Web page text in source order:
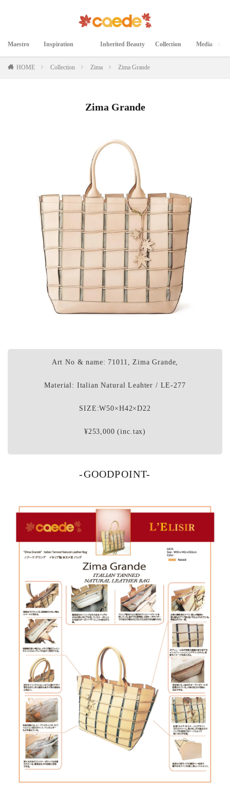
Maestro
マエストロ
Inspiration
インスピレーション
Inherited Beauty
継承された美
Collection
コレクション
Media
メディア掲載
HOME Collection Zima Zima Grande
Zima Grande
Art No & name: 71011, Zima Grande,
Material: Italian Natural Leahter / LE-277
SIZE:W50×H42×D22
¥253,000 (inc.tax)
-GOODPOINT-